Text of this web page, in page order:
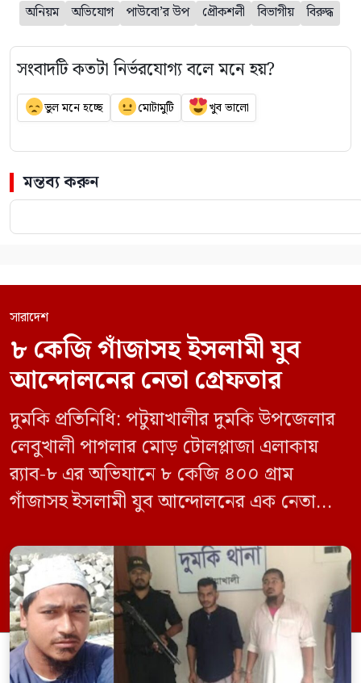
অনিয়ম
অভিযোগ পাউবো’র উপ প্রৌকশলী বিভাগীয় বিরুদ্ধ
সংবাদটি কতটা নির্ভরযোগ্য বলে মনে হয়?
ভুল মনে হচ্ছে মোটামুটি খুব ভালো
মন্তব্য করুন
সারাদেশ
৮ কেজি গাঁজাসহ ইসলামী যুব
আন্দোলনের নেতা গ্রেফতার
দুমকি প্রতিনিধি: পটুয়াখালীর দুমকি উপজেলার
লেবুখালী পাগলার মোড় টোলপ্লাজা এলাকায়
র‍্যাব-৮ এর অভিযানে ৮ কেজি ৪০০ গ্রাম
গাঁজাসহ ইসলামী যুব আন্দোলনের এক নেতাকে
ভিত্তিতে অভিযান চালিয়ে মাদক চক্রের আরও
এক সদস্যকে আটক করা হয়। র‍্যাব ও পুলিশ
সূত্রে জানা গেছে, শুক্রবার গোপন সংবাদের
ভিত্তিতে র‍্যাব-৮, সিপিসি-১ পটুয়াখালী ক্যাম্পের
[…]